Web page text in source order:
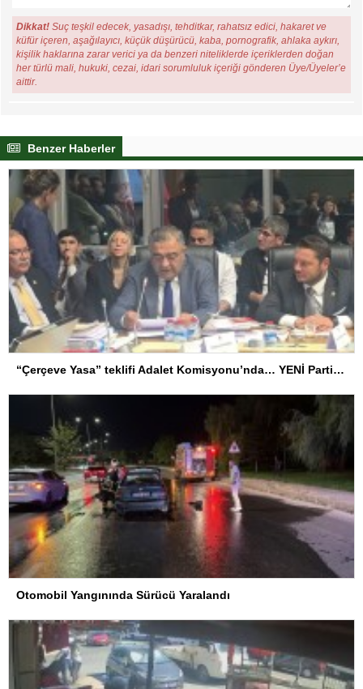
Dikkat! Suç teşkil edecek, yasadışı, tehditkar, rahatsız edici, hakaret ve
küfür içeren, aşağılayıcı, küçük düşürücü, kaba, pornografik, ahlaka aykırı,
kişilik haklarına zarar verici ya da benzeri niteliklerde içeriklerden doğan
her türlü mali, hukuki, cezai, idari sorumluluk içeriği gönderen Üye/Üyeler’e
aittir.
Benzer Haberler
“Çerçeve Yasa” teklifi Adalet Komisyonu’nda… YENİ Partili Tanrıkulu: Bir insana ‘Silahını bırak, ülkene dön, siyasal ve toplumsal hayata katıl’ diyorsanız, o insan kapıdan içeri girdiğinde başına ne geleceğini bilmelidir
Otomobil Yangınında Sürücü Yaralandı